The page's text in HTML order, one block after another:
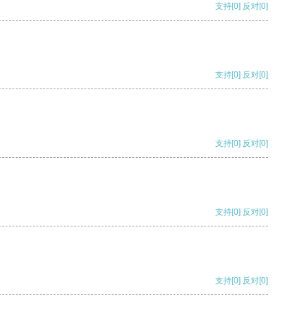
支持[0] 反对[0]
支持[0] 反对[0]
支持[0] 反对[0]
支持[0] 反对[0]
支持[0] 反对[0]